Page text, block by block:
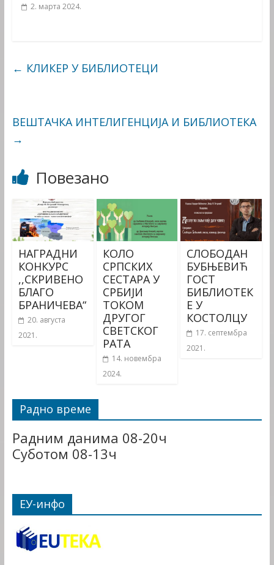
2. марта 2024.
← КЛИКЕР У БИБЛИОТЕЦИ
ВЕШТАЧКА ИНТЕЛИГЕНЦИЈА И БИБЛИОТЕКА
→
Повезано
НАГРАДНИ
КОНКУРС
,,СКРИВЕНО
БЛАГО
БРАНИЧЕВА“
20. августа
2021.
КОЛО
СРПСКИХ
СЕСТАРА У
СРБИЈИ
ТОКОМ
ДРУГОГ
СВЕТСКОГ
РАТА
14. новембра
2024.
СЛОБОДАН
БУБЊЕВИЋ
ГОСТ
БИБЛИОТЕК
Е У
КОСТОЛЦУ
17. септембра
2021.
Радно време
Радним данима 08-20ч
Суботом 08-13ч
ЕУ-инфо